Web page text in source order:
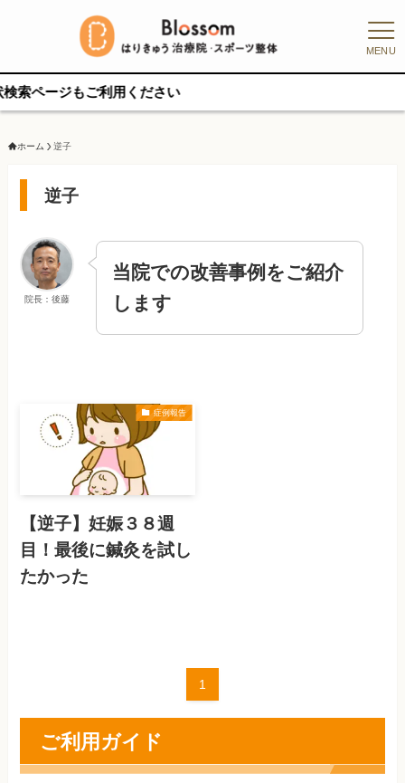
MENU
ジもご利用ください
ホーム 逆子
逆子
院長：後藤
当院での改善事例をご紹介
します
症例報告
【逆子】妊娠３８週
目！最後に鍼灸を試し
たかった
1
ご利用ガイド